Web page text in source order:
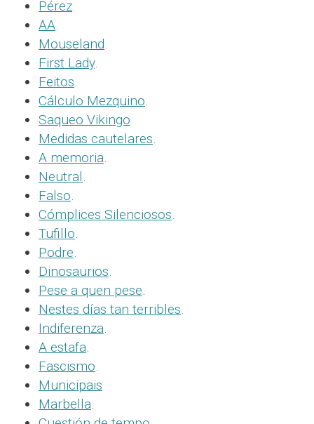
Pérez.
AA.
Mouseland.
First Lady.
Feitos.
Cálculo Mezquino.
Saqueo Vikingo.
Medidas cautelares.
A memoria.
Neutral.
Falso.
Cómplices Silenciosos.
Tufillo.
Podre.
Dinosaurios.
Pese a quen pese.
Nestes días tan terribles.
Indiferenza.
A estafa.
Fascismo.
Municipais
Marbella.